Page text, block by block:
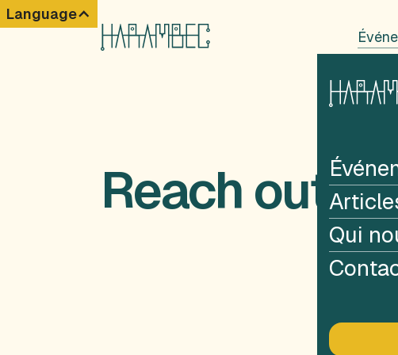
Language
Qui
Reach out